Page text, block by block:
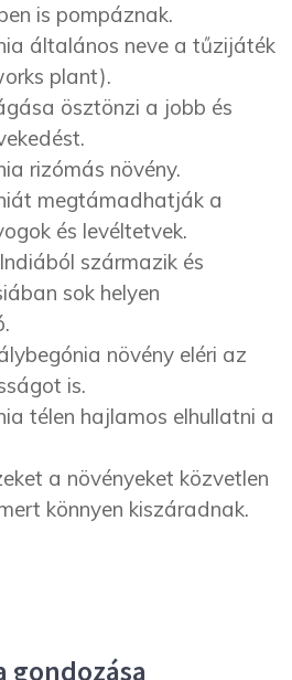
is pompáznak.
általános neve a tűzijáték
plant).
ösztönzi a jobb és
rizómás növény.
megtámadhatják a
és levéltetvek.
származik és
sok helyen
növény eléri az
is.
télen hajlamos elhullatni a
a növényeket közvetlen
könnyen kiszáradnak.
gondozása